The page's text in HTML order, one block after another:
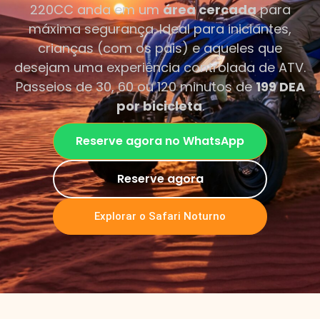
220CC anda em um área cercadapara
máxima segurança. Ideal para iniciantes,
crianças (com os pais) e aqueles que
desejam uma experiência controlada de ATV.
Passeios de 30, 60 ou 120 minutos de199 DEA
por bicicleta.
Reserve agora no WhatsApp
Reserve agora
Explorar o Safari Noturno